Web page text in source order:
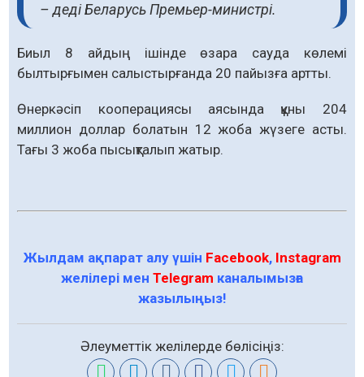
– деді Беларусь Премьер-министрі.
Биыл 8 айдың ішінде өзара сауда көлемі
былтырғымен салыстырғанда 20 пайызға артты.
Өнеркәсіп кооперациясы аясында құны 204
миллион доллар болатын 12 жоба жүзеге асты.
Тағы 3 жоба пысықталып жатыр.
Жылдам ақпарат алу үшін Facebook, Instagram
желілері мен Telegram каналымызға
жазылыңыз!
Әлеуметтік желілерде бөлісіңіз: